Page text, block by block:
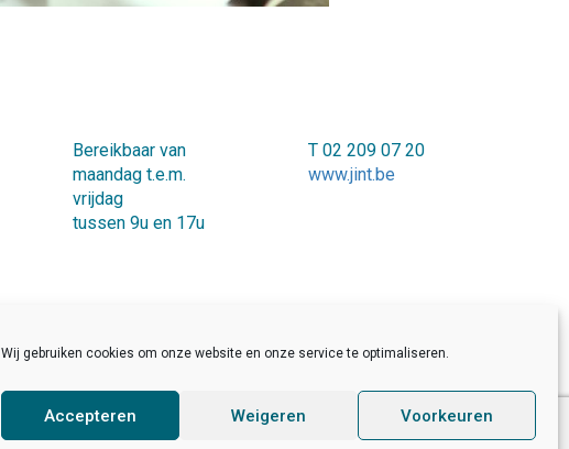
Wij gebruiken cookies om onze website en onze service te optimaliseren.
Accepteren Weigeren Voorkeuren
Bereikbaar van
maandag t.e.m.
vrijdag
tussen 9u en 17u
T 02 209 07 20
www.jint.be
Developed by Sinergio